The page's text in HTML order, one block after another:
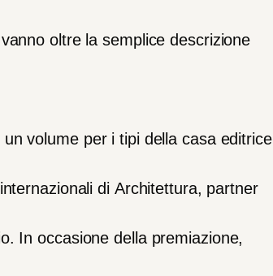
vanno oltre la semplice descrizione
un volume per i tipi della casa editrice
internazionali di Architettura, partner
In occasione della premiazione,